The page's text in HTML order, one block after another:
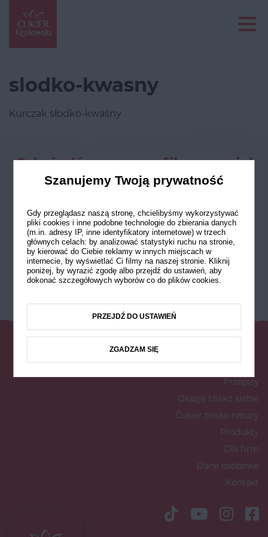
slodko-kwasny
Kurczak słodko-kwaśny
Odwiedź nasze profile w social
mediach
Przepisy
Okazje blisko siebie
Cukier blisko natury
Produkty
Dla firm
Dane osobowe
Kontakt
Szanujemy Twoją prywatność
Gdy przeglądasz naszą stronę, chcielibyśmy wykorzystywać
pliki cookies i inne podobne technologie do zbierania danych
(m.in. adresy IP, inne identyfikatory internetowe) w trzech
głównych celach: by analizować statystyki ruchu na stronie,
by kierować do Ciebie reklamy w innych miejscach w
internecie, by wyświetlać Ci filmy na naszej stronie. Kliknij
poniżej, by wyrazić zgodę albo przejdź do ustawień, aby
dokonać szczegółowych wyborów co do plików cookies.
PRZEJDŹ DO USTAWIEŃ
ZGADZAM SIĘ